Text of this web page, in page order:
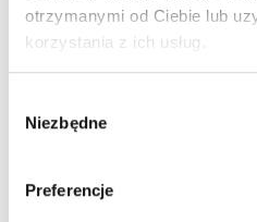
otrzymanymi od Ciebie lub
korzystania z ich usług.
zgody
Niezbędne
Preferencje